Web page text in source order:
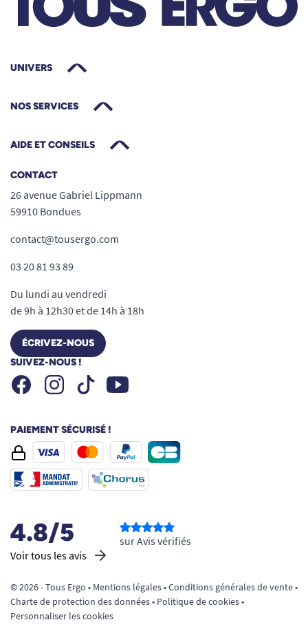
UNIVERS
NOS SERVICES
AIDE ET CONSEILS
CONTACT
26 avenue Gabriel Lippmann
59910 Bondues
contact@tousergo.com
03 20 81 93 89
Du lundi au vendredi
de 9h à 12h30 et de 14h à 18h
ÉCRIVEZ-NOUS
SUIVEZ-NOUS !
FacebookInstagramTiktok Youtube
PAIEMENT SÉCURISÉ !
4.8/5
Voir tous les avis
sur Avis vérifiés
© 2026 - Tous Ergo • Mentions légales•Conditions générales de vente•
Charte de protection des données• Politique de cookies•
Personnaliser les cookies